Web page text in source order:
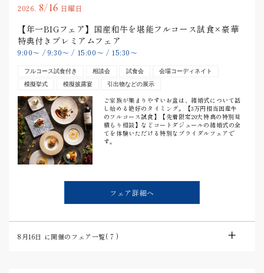
2026. 8/16 日曜日
【年一BIGフェア】国産和牛を堪能フルコース試食×豪華
特典付きプレミアムフェア
9:00〜 / 9:30〜 / 15:00〜 / 15:30〜
フルコース試食付き 相談会 試食会
会場コーディネイト
模擬挙式
模擬披露宴 引出物などの展示
ご家族が集まりやすいお盆は、結婚式について話
し始める絶好のタイミング。【3万円相当国産牛
のフルコース試食】【先着限定20大特典の特別見
積もり相談】などコートダジュールの結婚式の全
てを体験いただける特別なブライダルフェアで
す。
フェア詳細へ
8月16日 に開催のフェア一覧(7 )